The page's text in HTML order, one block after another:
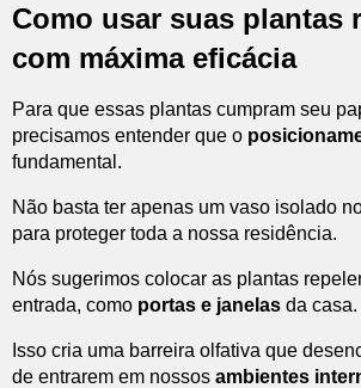
Como usar suas plantas
com máxima eficácia
Para que essas plantas cumpram seu
precisamos entender que o
fundamental.
Não basta ter apenas um vaso isolado
para proteger toda a nossa residência.
Nós sugerimos colocar as plantas
entrada, como portas e janelas da casa.
Isso cria uma barreira olfativa que
de entrarem em nossos ambientes